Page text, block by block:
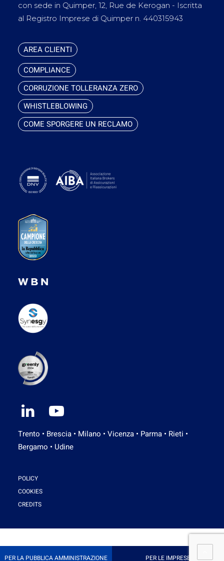
PER LA PUBBLICA AMMINISTRAZIONE PER LE IMPRESE
con sede in Quimper, 12, Rue de Kerogan - Iscritta
al Registro Imprese di Quimper n. 440315943
AREA CLIENTI
COMPLIANCE
CORRUZIONE TOLLERANZA ZERO
WHISTLEBLOWING
COME SPORGERE UN RECLAMO
Trento • Brescia • Milano • Vicenza • Parma • Rieti •
Bergamo • Udine
POLICY
COOKIES
CREDITS